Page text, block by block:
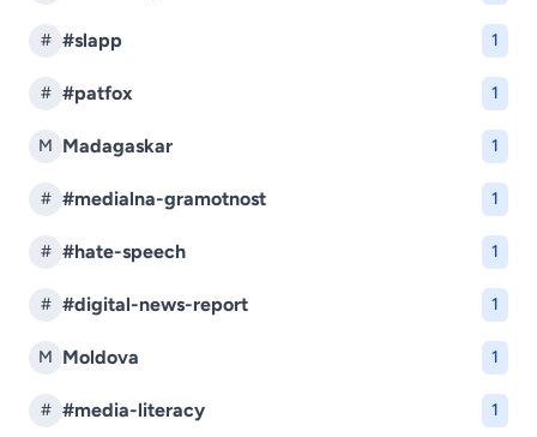
# #slapp 1
# #patfox 1
M Madagaskar 1
# #medialna-gramotnost 1
# #hate-speech 1
# #digital-news-report 1
M Moldova 1
# #media-literacy 1